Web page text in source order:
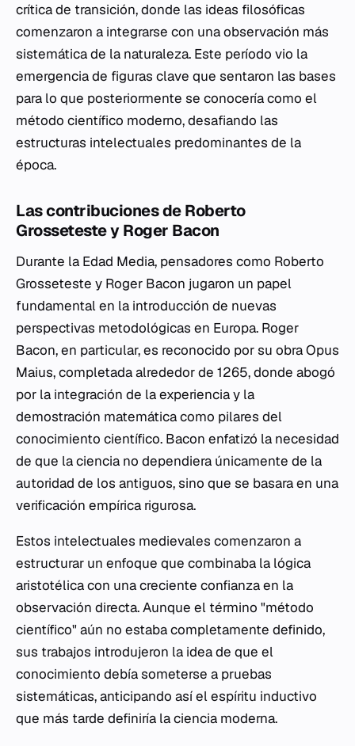
crítica de transición, donde las ideas filosóficas
comenzaron a integrarse con una observación más
sistemática de la naturaleza. Este período vio la
emergencia de figuras clave que sentaron las bases
para lo que posteriormente se conocería como el
método científico moderno, desafiando las
estructuras intelectuales predominantes de la
época.
Las contribuciones de Roberto
Grosseteste y Roger Bacon
Durante la Edad Media, pensadores como Roberto
Grosseteste y Roger Bacon jugaron un papel
fundamental en la introducción de nuevas
perspectivas metodológicas en Europa. Roger
Bacon, en particular, es reconocido por su obraOpus
Maius, completada alrededor de 1265, donde abogó
por la integración de la experiencia y la
demostración matemática como pilares del
conocimiento científico. Bacon enfatizó la necesidad
de que la ciencia no dependiera únicamente de la
autoridad de los antiguos, sino que se basara en una
verificación empírica rigurosa.
Estos intelectuales medievales comenzaron a
estructurar un enfoque que combinaba la lógica
aristotélica con una creciente confianza en la
observación directa. Aunque el término "método
científico" aún no estaba completamente definido,
sus trabajos introdujeron la idea de que el
conocimiento debía someterse a pruebas
sistemáticas, anticipando así el espíritu inductivo
que más tarde definiría la ciencia moderna.